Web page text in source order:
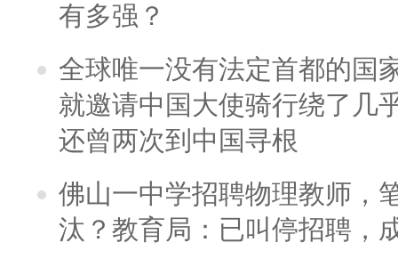
有多强？
全球唯一没有法定首都的国
就邀请中国大使骑行绕了几
还曾两次到中国寻根
佛山一中学招聘物理教师，
汰？教育局：已叫停招聘，